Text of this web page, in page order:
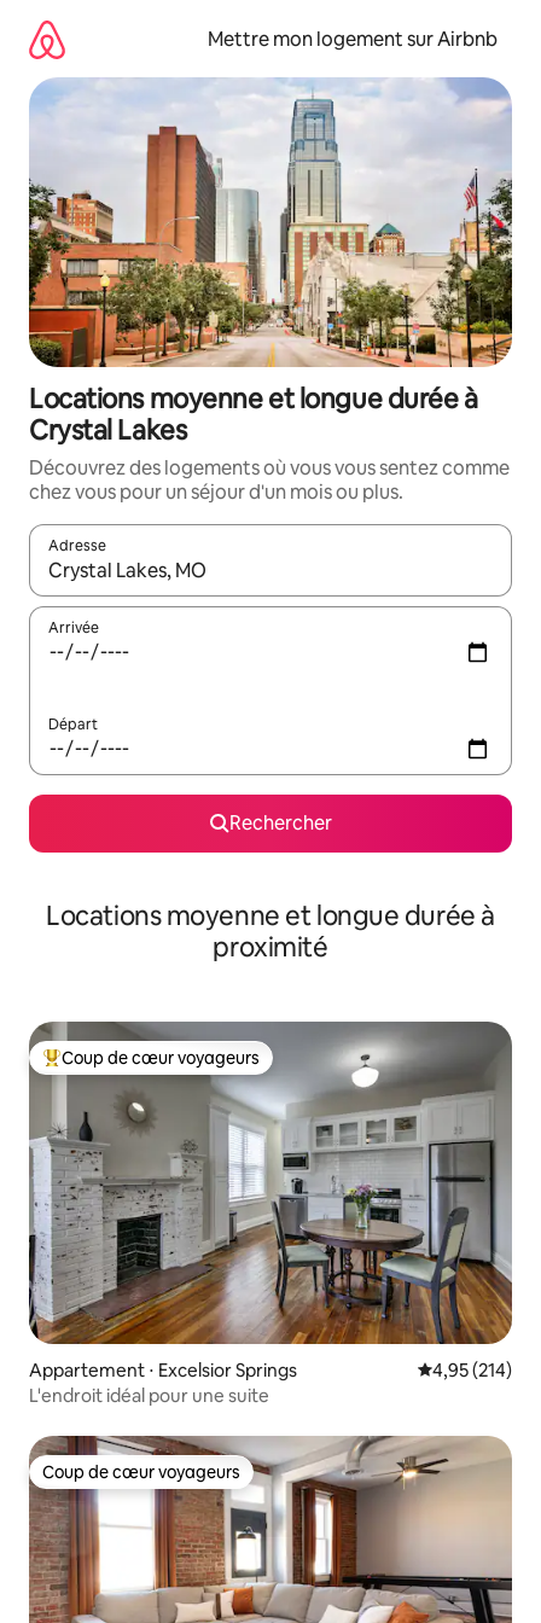
directement
contenu
Mettre mon logement sur Airbnb
Locations moyenne et longue durée à
Crystal Lakes
Découvrez des logements où vous vous sentez comme
chez vous pour un séjour d'un mois ou plus.
Adresse
Lorsque les résultats s'affichent, utilisez les flèches vers le
Arrivée
Départ
Rechercher
Locations moyenne et longue durée à
proximité
Coups de cœur voyageurs les plus appréciés
Coup de cœur voyageurs
Appartement ⋅ Excelsior Springs Évaluation
4,95 (214)
L'endroit idéal pour une suite
Coup de cœur voyageurs
Coup de cœur voyageurs